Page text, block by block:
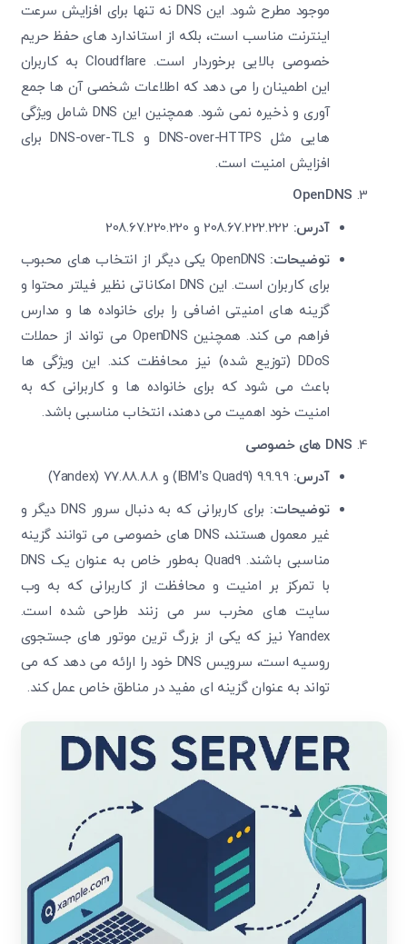
موجود مطرح شود. این
DNS نه تنها برای افزایش سرعت
اینترنت مناسب است، بلکه از استاندارد های حفظ حریم
خصوصی بالایی برخوردار است. Cloudflare به کاربران
این اطمینان را می ‌دهد که اطلاعات شخصی آن ها جمع
‌آوری و ذخیره نمی ‌شود. همچنین این DNS شامل ویژگی
‌هایی مثل DNS-over-HTTPS و DNS-over-TLS برای
افزایش امنیت است.
OpenDNS
آدرس:
توضیحات:
OpenDNS یکی دیگر از انتخاب ‌های محبوب
برای کاربران است. این DNS امکاناتی نظیر فیلتر محتوا و
گزینه ‌های امنیتی اضافی را برای خانواده ‌ها و مدارس
فراهم می‌ کند. همچنین OpenDNS می ‌تواند از حملات
DDoS (توزیع شده) نیز محافظت کند. این ویژگی‌ ها
باعث می ‌شود که برای خانواده‌ ها و کاربرانی که به
امنیت خود اهمیت می‌ دهند، انتخاب مناسبی باشد.
DNS های خصوصی
آدرس: 9.9.9.9 (IBM’s Quad9) و 77.88.8.8 (Yandex)
توضیحات:
برای کاربرانی که به دنبال سرور DNS دیگر و
غیر معمول هستند، DNS های خصوصی می‌ توانند گزینه
مناسبی باشند. Quad9 به‌طور خاص به عنوان یک DNS
با تمرکز بر امنیت و محافظت از کاربرانی که به وب
‌سایت ‌های مخرب سر می‌ زنند طراحی شده است.
Yandex نیز که یکی از بزرگ ترین موتور های جستجوی
روسیه است، سرویس DNS خود را ارائه می‌ دهد که می
‌تواند به عنوان گزینه ‌ای مفید در مناطق خاص عمل کند.